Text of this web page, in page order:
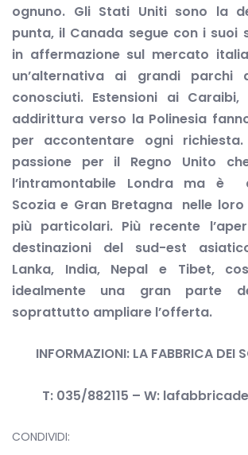
ognuno. Gli Stati Uniti sono la
punta, il Canada segue con i suoi
in affermazione sul mercato
un’alternativa ai grandi parchi
conosciuti. Estensioni ai
addirittura verso la Polinesia
per accontentare ogni
passione per il Regno Unito
l’intramontabile Londra ma è
Scozia e Gran Bretagna nelle
più particolari. Più recente
destinazioni del sud-est
Lanka, India, Nepal e Tibet,
idealmente una gran parte
soprattutto ampliare l’offerta.
INFORMAZIONI: LA FABBRICA DEI
T: 035/882115 – W:
CONDIVIDI: